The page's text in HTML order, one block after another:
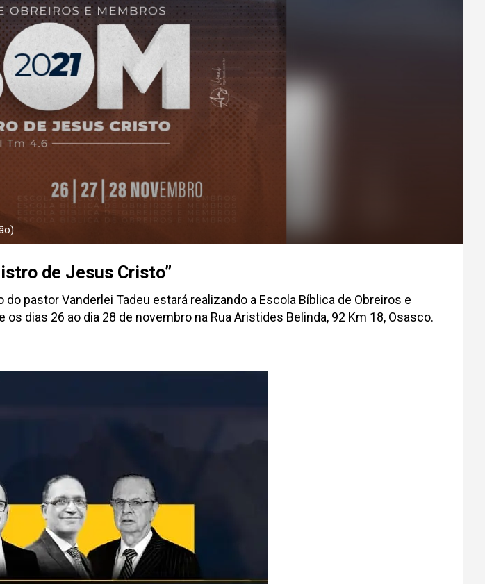
de Jesus Cristo”
pastor Vanderlei Tadeu estará realizando a Escola Bíblica de Obreiros e
dias 26 ao dia 28 de novembro na Rua Aristides Belinda, 92 Km 18, Osasco.